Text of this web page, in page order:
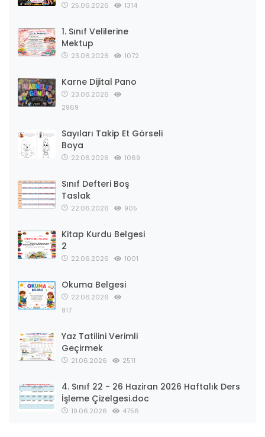
25.06.2026 1314
1. Sınıf Velilerine
Mektup
23.06.2026 1072
Karne Dijital Pano
23.06.2026
2969
Sayıları Takip Et Görseli
Boya
22.06.2026 1069
Sınıf Defteri Boş
Taslak
22.06.2026 905
Kitap Kurdu Belgesi
2
22.06.2026 1001
Okuma Belgesi
22.06.2026
917
Yaz Tatilini Verimli
Geçirmek
21.06.2026 2511
4. Sınıf 22 - 26 Haziran 2026 Haftalık Ders
İşleme Çizelgesi.doc
19.06.2026 4756